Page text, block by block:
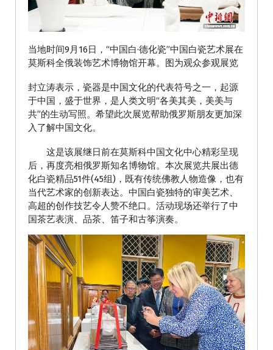
当地时间9月16日，“中国白·德化瓷”中国白瓷艺术展在
莫斯科全俄装饰艺术博物馆开幕。图为观众参观展览
封立涛表示，瓷器是中国文化的代表符号之一，起源
于中国，盛于世界，是人类文明“各美其美，美美与
共”的生动写照。希望此次展览帮助俄罗斯朋友更加深
入了解中国文化。
这是该展继日前在莫斯科中国文化中心精彩呈现
后，再度亮相俄罗斯知名博物馆。本次展览共展出德
化白瓷精品51件(45组)，既有传统佛教人物造像，也有
当代艺术家的创新表达。中国白瓷独特的审美艺术、
高超的创作技艺令人赞不绝口。活动现场还举行了中
国茶艺表演、品茶、笛子和古筝演奏。